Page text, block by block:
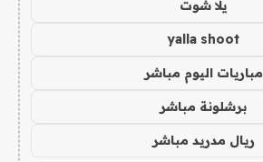
يلا شوت
yalla shoot
مباريات اليوم مباشر
برشلونة مباشر
ريال مدريد مباشر